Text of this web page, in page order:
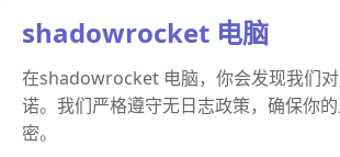
shadowrocket 电脑
在shadowrocket 电脑，你会发现我们
诺。我们严格遵守无日志政策，确保你
密。